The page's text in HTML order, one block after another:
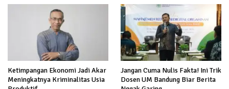
Ketimpangan Ekonomi Jadi Akar
Meningkatnya Kriminalitas Usia
Jangan Cuma Nulis Fakta! Ini Trik
Dosen UM Bandung Biar Berita